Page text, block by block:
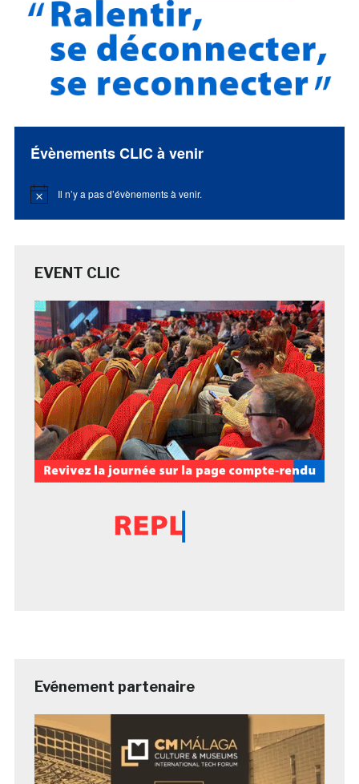
Évènements CLIC à venir
Notice Il n’y a pas d’évènements à venir.
EVENT CLIC
Evénement partenaire